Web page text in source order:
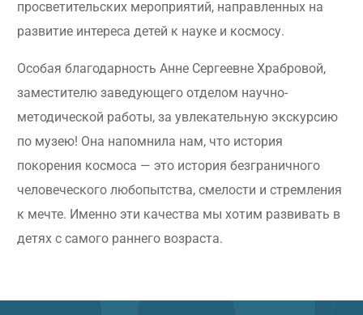
просветительских мероприятий, направленных на
развитие интереса детей к науке и космосу.
Особая благодарность Анне Сергеевне Храбровой,
заместителю заведующего отделом научно-
методической работы, за увлекательную экскурсию
по музею! Она напомнила нам, что история
покорения космоса — это история безграничного
человеческого любопытства, смелости и стремления
к мечте. Именно эти качества мы хотим развивать в
детях с самого раннего возраста.